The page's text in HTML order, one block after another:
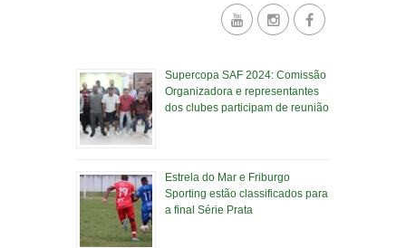
Supercopa SAF 2024: Comissão
Organizadora e representantes
dos clubes participam de reunião
Estrela do Mar e Friburgo
Sporting estão classificados para
a final Série Prata